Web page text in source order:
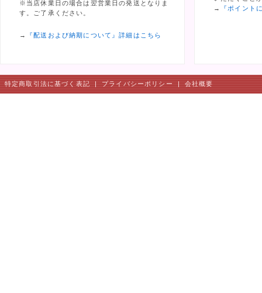
特定商取引法に基づく表記 | プライバシーポリシー | 会社概要
※当店休業日の場合は翌営業日の発送となりま
す。ご了承ください。
→ 『配送および納期について』詳細はこちら
→
『ポイント